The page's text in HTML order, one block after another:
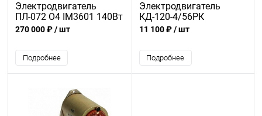
Электродвигатель
ПЛ-072 О4 IM3601 140Вт
220В 1500 об/мин
270 000 ₽/ шт
Подробнее
Электродвигатель
КД-120-4/56РК
11 100 ₽/ шт
Подробнее